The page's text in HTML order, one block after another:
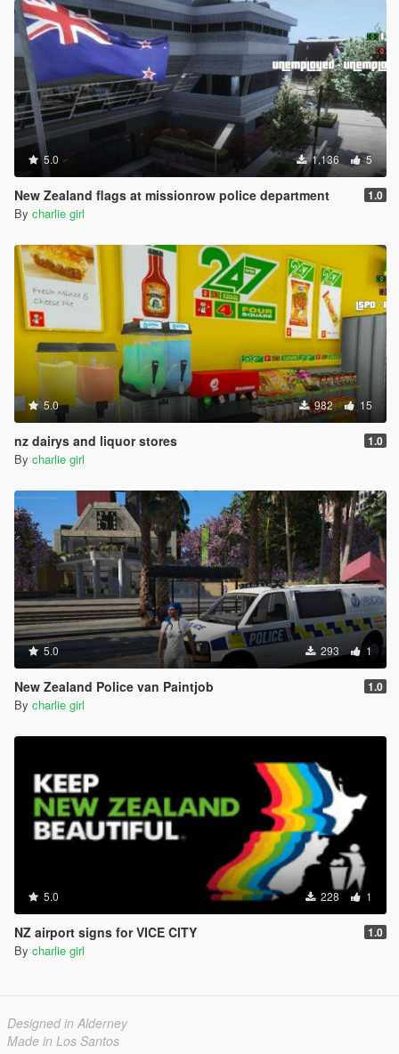
5.0 1,136 5
New Zealand flags at missionrow police department 1.0
By charlie girl
5.0 982 15
nz dairys and liquor stores 1.0
By charlie girl
5.0 293 1
New Zealand Police van Paintjob 1.0
By charlie girl
5.0 228 1
NZ airport signs for VICE CITY 1.0
By charlie girl
Designed in Alderney
Made in Los Santos